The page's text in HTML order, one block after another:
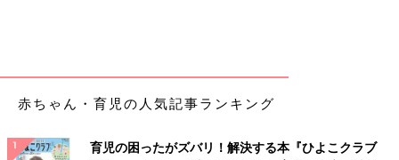
哺乳びん乳首の種類とサイズ、その特徴は?
［素材］
赤ちゃん・育児の人気記事ランキング
育児の困ったがズバリ！解決する本『ひよこクラブ